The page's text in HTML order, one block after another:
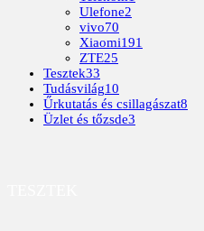
Ulefone2
vivo70
Xiaomi191
ZTE25
Tesztek33
Tudásvilág10
Űrkutatás és csillagászat8
Üzlet és tőzsde3